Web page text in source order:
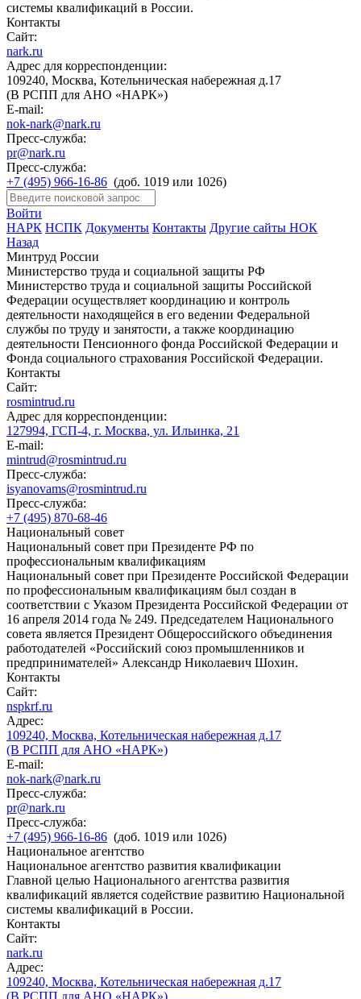
системы квалификаций в России.
Контакты
Сайт:
nark.ru
Адрес для корреспонденции:
109240, Москва, Котельническая набережная д.17
(В РСПП для АНО «НАРК»)
E-mail:
nok-nark@nark.ru
Пресс-служба:
pr@nark.ru
Пресс-служба:
+7 (495) 966-16-86 (доб. 1019 или 1026)
Войти
НАРК НСПК Документы Контакты Другие сайты НОК
Назад
Минтруд России
Министерство труда и социальной защиты РФ
Министерство труда и социальной защиты Российской
Федерации осуществляет координацию и контроль
деятельности находящейся в его ведении Федеральной
службы по труду и занятости, а также координацию
деятельности Пенсионного фонда Российской Федерации и
Фонда социального страхования Российской Федерации.
Контакты
Сайт:
rosmintrud.ru
Адрес для корреспонденции:
127994, ГСП-4, г. Москва, ул. Ильинка, 21
E-mail:
mintrud@rosmintrud.ru
Пресс-служба:
isyanovams@rosmintrud.ru
Пресс-служба:
+7 (495) 870-68-46
Национальный совет
Национальный совет при Президенте РФ по
профессиональным квалификациям
Национальный совет при Президенте Российской Федерации
по профессиональным квалификациям был создан в
соответствии с Указом Президента Российской Федерации от
16 апреля 2014 года № 249. Председателем Национального
совета является Президент Общероссийского объединения
работодателей «Российский союз промышленников и
предпринимателей» Александр Николаевич Шохин.
Контакты
Сайт:
nspkrf.ru
Адрес:
109240, Москва, Котельническая набережная д.17
(В РСПП для АНО «НАРК»)
E-mail:
nok-nark@nark.ru
Пресс-служба:
pr@nark.ru
Пресс-служба:
+7 (495) 966-16-86 (доб. 1019 или 1026)
Национальное агентство
Национальное агентство развития квалификации
Главной целью Национального агентства развития
квалификаций является содействие развитию Национальной
системы квалификаций в России.
Контакты
Сайт:
nark.ru
Адрес:
109240, Москва, Котельническая набережная д.17
(В РСПП для АНО «НАРК»)